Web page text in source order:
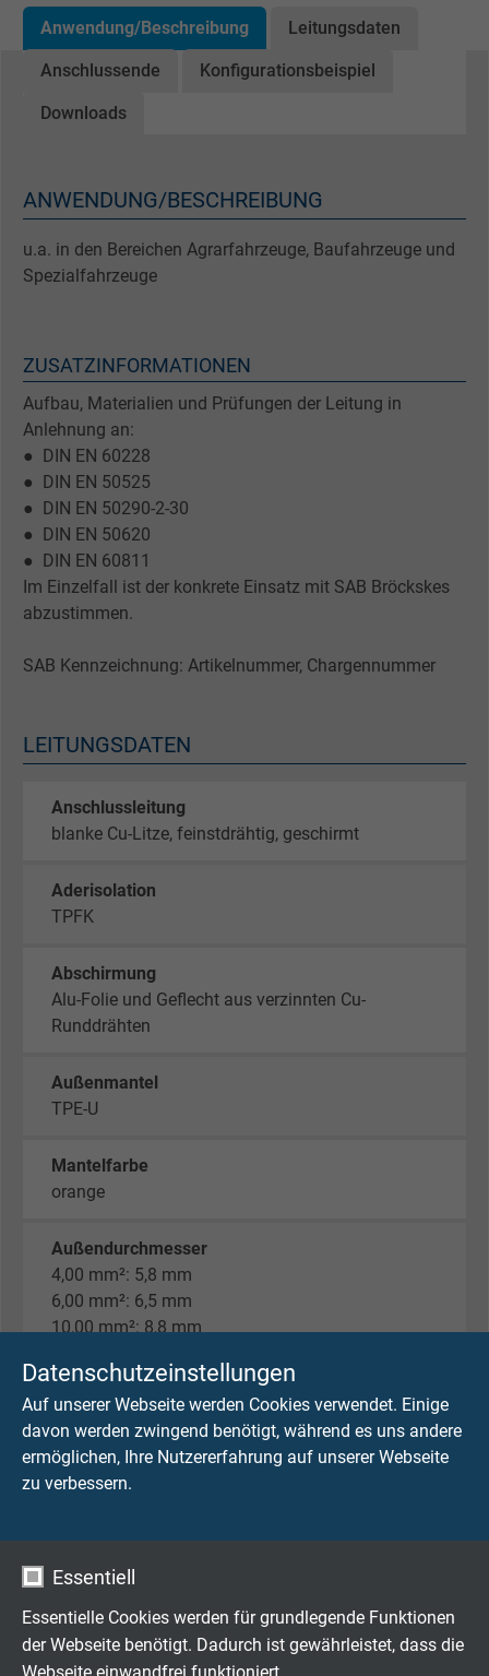
Datenschutzeinstellungen
Auf unserer Webseite werden Cookies verwendet. Einige
davon werden zwingend benötigt, während es uns andere
ermöglichen, Ihre Nutzererfahrung auf unserer Webseite
zu verbessern.
Essentiell
Essentielle Cookies werden für grundlegende Funktionen
der Webseite benötigt. Dadurch ist gewährleistet, dass die
Anwendung/Beschreibung Leitungsdaten
Anschlussende Konfigurationsbeispiel
Downloads
ANWENDUNG/BESCHREIBUNG
u.a. in den Bereichen Agrarfahrzeuge, Baufahrzeuge und
Spezialfahrzeuge
ZUSATZINFORMATIONEN
Aufbau, Materialien und Prüfungen der Leitung in
Anlehnung an:
● DIN EN 60228
● DIN EN 50525
● DIN EN 50290-2-30
● DIN EN 50620
● DIN EN 60811
Im Einzelfall ist der konkrete Einsatz mit SAB Bröckskes
abzustimmen.
SAB Kennzeichnung: Artikelnummer, Chargennummer
LEITUNGSDATEN
Anschlussleitung
blanke Cu-Litze, feinstdrähtig, geschirmt
Aderisolation
TPFK
Abschirmung
Alu-Folie und Geflecht aus verzinnten Cu-
Runddrähten
Außenmantel
TPE-U
Mantelfarbe
orange
Außendurchmesser
4,00 mm²: 5,8 mm
6,00 mm²: 6,5 mm
10,00 mm²: 8,8 mm
25,00 mm²: 12,2 mm
35,00 mm²: 14,4 mm
50,00 mm²: 15,8 mm
70,00 mm²: 18,2 mm
95,00 mm²: 20,9 mm
Nennspannung
Uo/U max. 0,6/1 kV AC/DC
Temperaturbereich
nicht bewegt: -50°C / +90°C